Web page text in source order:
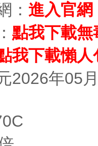
： 進入官網
點我下載無
我下載懶人
2026年05